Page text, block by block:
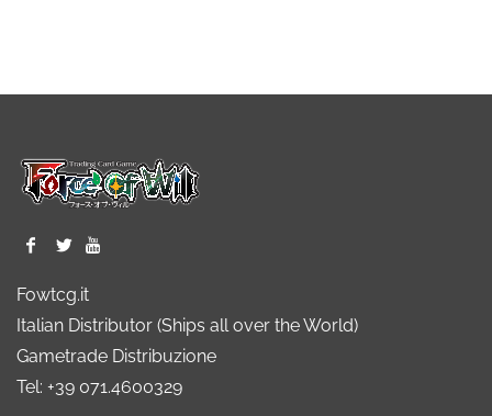
Fowtcg.it
Italian Distributor (Ships all over the World)
Gametrade Distribuzione
Tel: +39 071.4600329